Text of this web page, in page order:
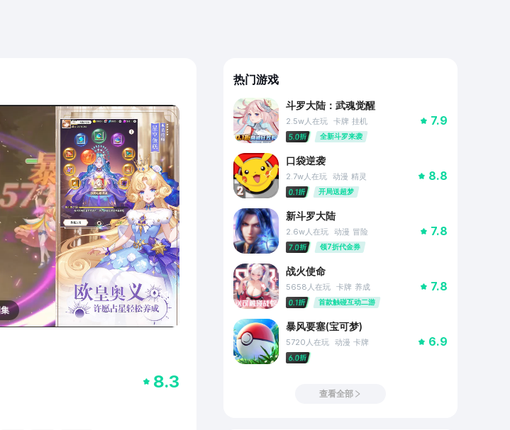
8.3
热门游戏
斗罗大陆：武魂觉醒
2.5w人在玩 卡牌 挂机
全新斗罗来袭
7.9
口袋逆袭
2.7w人在玩 动漫 精灵
开局送超梦
8.8
新斗罗大陆
2.6w人在玩 动漫 冒险
领7折代金券
7.8
战火使命
5658 人在玩 卡牌 养成
首款触碰互动二游
7.8
暴风要塞(宝可梦)
5720 人在玩 动漫 卡牌 6.9
查看全部